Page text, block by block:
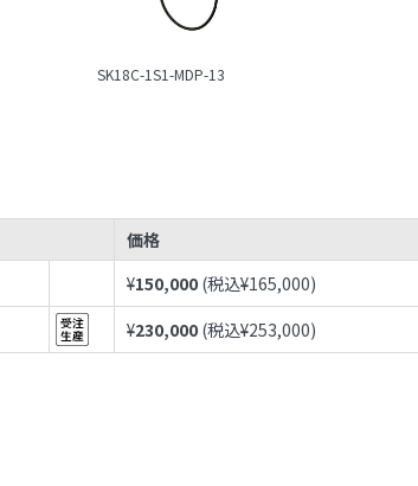
SK18C-1S1-MDP-13
価格
¥150,000 (税込¥165,000)
¥230,000 (税込¥253,000)